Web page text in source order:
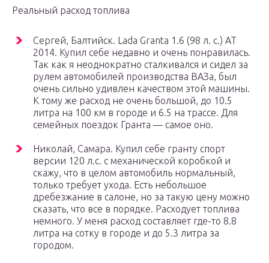
Реальный расход топлива
Сергей, Балтийск. Lada Granta 1.6 (98 л. с.) АТ
2014. Купил себе недавно и очень понравилась.
Так как я неоднократно сталкивался и сидел за
рулем автомобилей производства ВАЗа, был
очень сильно удивлен качеством этой машины.
К тому же расход не очень большой, до 10.5
литра на 100 км в городе и 6.5 на трассе. Для
семейных поездок Гранта — самое оно.
Николай, Самара. Купил себе гранту спорт
версии 120 л.с. с механической коробкой и
скажу, что в целом автомобиль нормальный,
только требует ухода. Есть небольшое
дребезжание в салоне, но за такую цену можно
сказать, что все в порядке. Расходует топлива
немного. У меня расход составляет где-то 8.8
литра на сотку в городе и до 5.3 литра за
городом.